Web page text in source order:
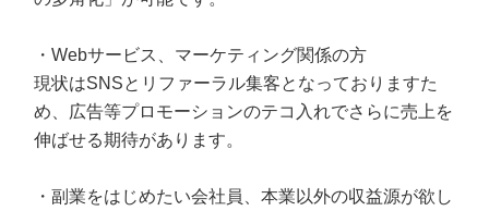
・Webサービス、マーケティング関係の方
現状はSNSとリファーラル集客となっておりますた
め、広告等プロモーションのテコ入れでさらに売上を
伸ばせる期待があります。
・副業をはじめたい会社員、本業以外の収益源が欲し